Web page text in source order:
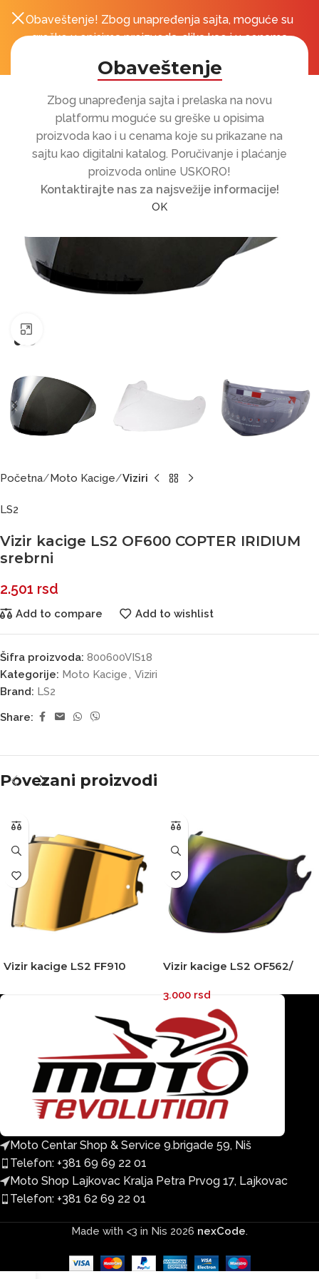
Obaveštenje
Zbog unapređenja sajta i prelaska na novu
platformu moguće su greške u opisima
proizvoda kao i u cenama koje su prikazane na
sajtu kao digitalni katalog. Poručivanje i plaćanje
proizvoda online USKORO!
Kontaktirajte nas za najsvežije informacije!
OK
Obaveštenje! Zbog unapređenja sajta, moguće su
greške u opisima proizvoda, slika kao i u cenama
Početna Moto Kacige Viziri
LS2
Vizir kacige LS2 OF600 COPTER IRIDIUM
srebrni
2.501 rsd
Add to compare Add to wishlist
Šifra proizvoda: 800600VIS18
Kategorije: Moto Kacige, Viziri
Brand: LS2
Share:
Povezani proizvodi
Vizir kacige LS2 FF910
Vizir kacige LS2 OF562/
zatamnjeni dugi
3.000 rsd
Moto Centar Shop & Service 9.brigade 59, Niš
Telefon: +381 69 69 22 01
Moto Shop Lajkovac Kralja Petra Prvog 17, Lajkovac
Telefon: +381 62 69 22 01
Made with <3 in Nis 2026 nexCode.